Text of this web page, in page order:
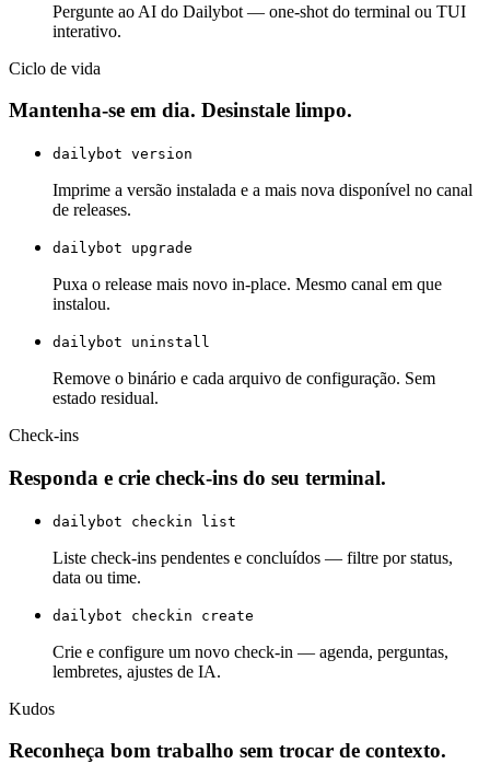
Pergunte ao AI do Dailybot — one-shot do terminal ou TUI
interativo.
Ciclo de vida
Mantenha-se em dia. Desinstale limpo.
dailybot version
Imprime a versão instalada e a mais nova disponível no canal
de releases.
dailybot upgrade
Puxa o release mais novo in-place. Mesmo canal em que
instalou.
dailybot uninstall
Remove o binário e cada arquivo de configuração. Sem
estado residual.
Check-ins
Responda e crie check-ins do seu terminal.
dailybot checkin list
Liste check-ins pendentes e concluídos — filtre por status,
data ou time.
dailybot checkin create
Crie e configure um novo check-in — agenda, perguntas,
lembretes, ajustes de IA.
Kudos
Reconheça bom trabalho sem trocar de contexto.